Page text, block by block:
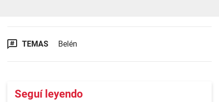
TEMAS Belén
Seguí leyendo